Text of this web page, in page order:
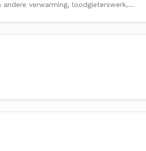
verwarming, loodgieterswerk,…